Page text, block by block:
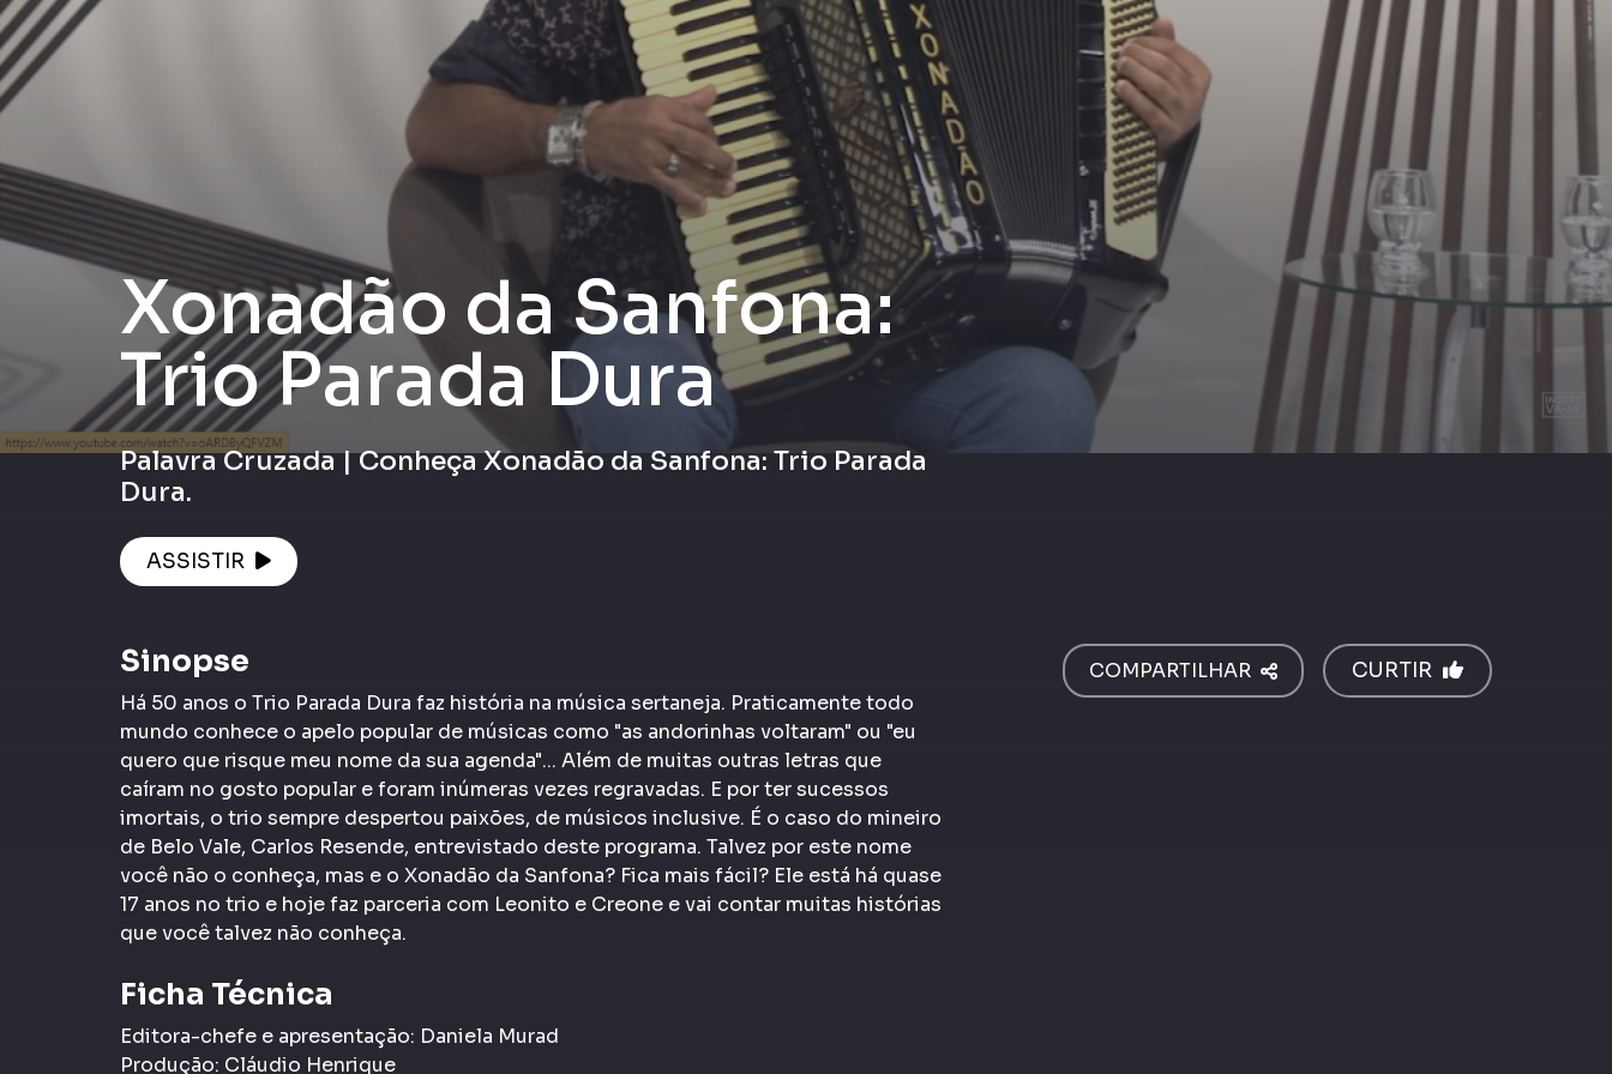
Xonadão da Sanfona:
Trio Parada Dura
Palavra Cruzada | Conheça Xonadão da Sanfona: Trio Parada
Dura.
ASSISTIR
Sinopse
Há 50 anos o Trio Parada Dura faz história na música sertaneja. Praticamente todo
mundo conhece o apelo popular de músicas como "as andorinhas voltaram" ou "eu
quero que risque meu nome da sua agenda"... Além de muitas outras letras que
caíram no gosto popular e foram inúmeras vezes regravadas. E por ter sucessos
imortais, o trio sempre despertou paixões, de músicos inclusive. É o caso do mineiro
de Belo Vale, Carlos Resende, entrevistado deste programa. Talvez por este nome
você não o conheça, mas e o Xonadão da Sanfona? Fica mais fácil? Ele está há quase
17 anos no trio e hoje faz parceria com Leonito e Creone e vai contar muitas histórias
que você talvez não conheça.
Ficha Técnica
Editora-chefe e apresentação: Daniela Murad
Produção: Cláudio Henrique
COMPARTILHAR CURTIR